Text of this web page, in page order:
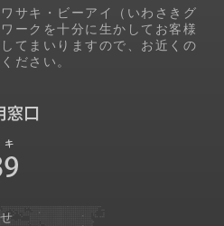
サキ・ビーアイ（いわさきグ
ークを十分に生かしてお客様
てまいりますので、お近くの
ださい。